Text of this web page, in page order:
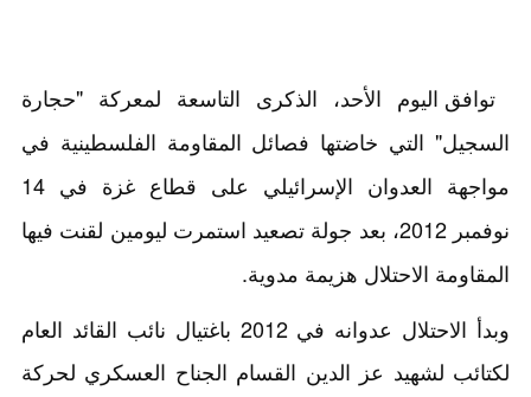
توافق اليوم الأحد، الذكرى التاسعة لمعركة "حجارة
السجيل" التي خاضتها فصائل المقاومة الفلسطينية في
مواجهة العدوان الإسرائيلي على قطاع غزة في 14
نوفمبر 2012، بعد جولة تصعيد استمرت ليومين لقنت فيها
المقاومة الاحتلال هزيمة مدوية.
وبدأ الاحتلال عدوانه في 2012 باغتيال نائب القائد العام
لكتائب لشهيد عز الدين القسام الجناح العسكري لحركة